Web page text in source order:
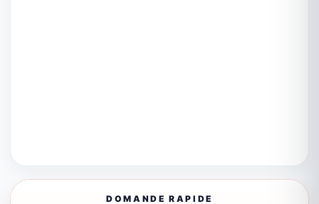
DOMANDE RAPIDE